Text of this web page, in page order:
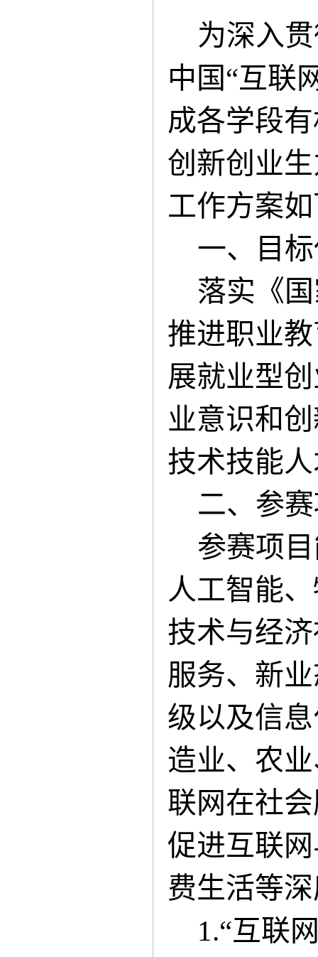
为深入
中国“互联
成各学段
创新创业
工作方案
一、目
落实《
推进职业
展就业型
业意识和
技术技能
二、参
参赛项
人工智能
技术与经
服务、新
级以及信
造业、农
联网在社
促进互联
费生活等
1.“互联